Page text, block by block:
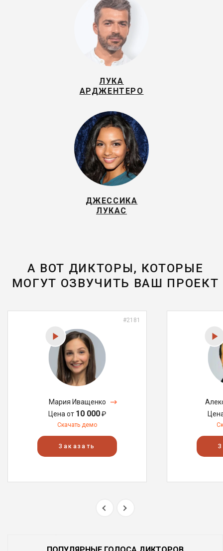
ЛУКА
АРДЖЕНТЕРО
ДЖЕССИКА
ЛУКАС
А ВОТ ДИКТОРЫ, КОТОРЫЕ
МОГУТ ОЗВУЧИТЬ ВАШ ПРОЕКТ
#2181
Мария Иващенко
Цена от 10 000₽
Скачать демо
Заказать